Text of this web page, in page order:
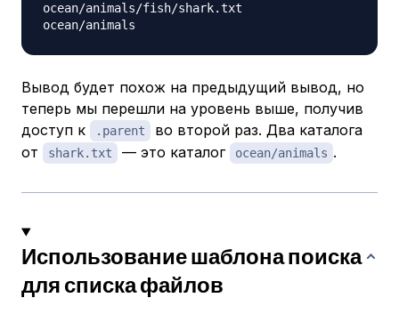
ocean/animals/fish/shark.txt
Вывод будет похож на предыдущий вывод, но
теперь мы перешли на уровень выше, получив
доступ к
.parent
во второй раз. Два каталога
от
shark.txt — это каталог ocean/animals .
Использование шаблона поиска
для списка файлов